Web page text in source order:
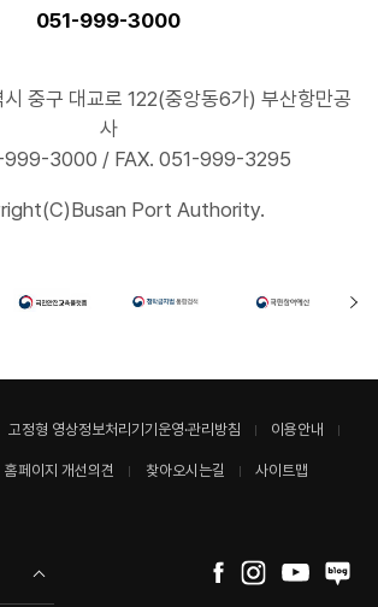
051-999-3000
중구 대교로 122(중앙동6가) 부산항만공
사
999-3000 / FAX. 051-999-3295
Port Authority.
고정형 영상정보처리기기운영·관리방침 이용안내
홈페이지 개선의견 찾아오시는길 사이트맵